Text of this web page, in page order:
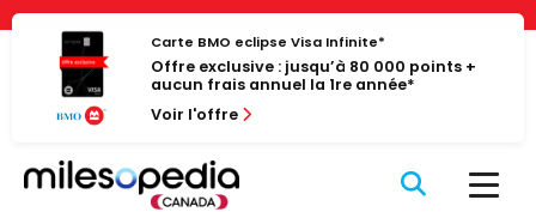
Panneau de gestion des cookies
Passer
contenu
Carte BMO eclipse Visa Infinite*
Offre exclusive : jusqu’à 80 000 points +
aucun frais annuel la 1re année*
Voir l'offre